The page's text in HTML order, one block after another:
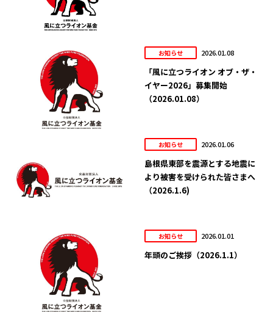
お知らせ 2026.01.08
「風に立つライオン オブ・ザ・
イヤー2026」募集開始
（2026.01.08）
お知らせ 2026.01.06
島根県東部を震源とする地震に
より被害を受けられた皆さまへ
（2026.1.6)
お知らせ 2026.01.01
年頭のご挨拶（2026.1.1）